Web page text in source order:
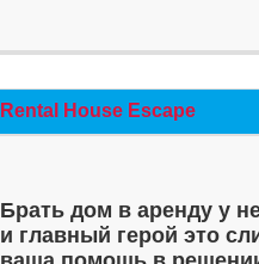
Rental House Escape
Брать дом в аренду у
и главный герой это